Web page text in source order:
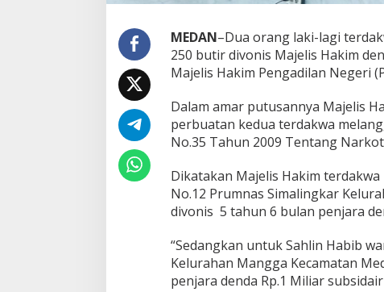
A
a
k
S
a
l
i
k
a
i
v
o
n
MEDAN–Dua orang laki-lagi
250 butir divonis Majelis Hakim
Majelis Hakim Pengadilan Negeri
Dalam amar putusannya Majelis
perbuatan kedua terdakwa
No.35 Tahun 2009 Tentang
Dikatakan Majelis Hakim
No.12 Prumnas Simalingkar
divonis 5 tahun 6 bulan penjara
“Sedangkan untuk Sahlin Habib
Kelurahan Mangga Kecamatan
penjara denda Rp.1 Miliar